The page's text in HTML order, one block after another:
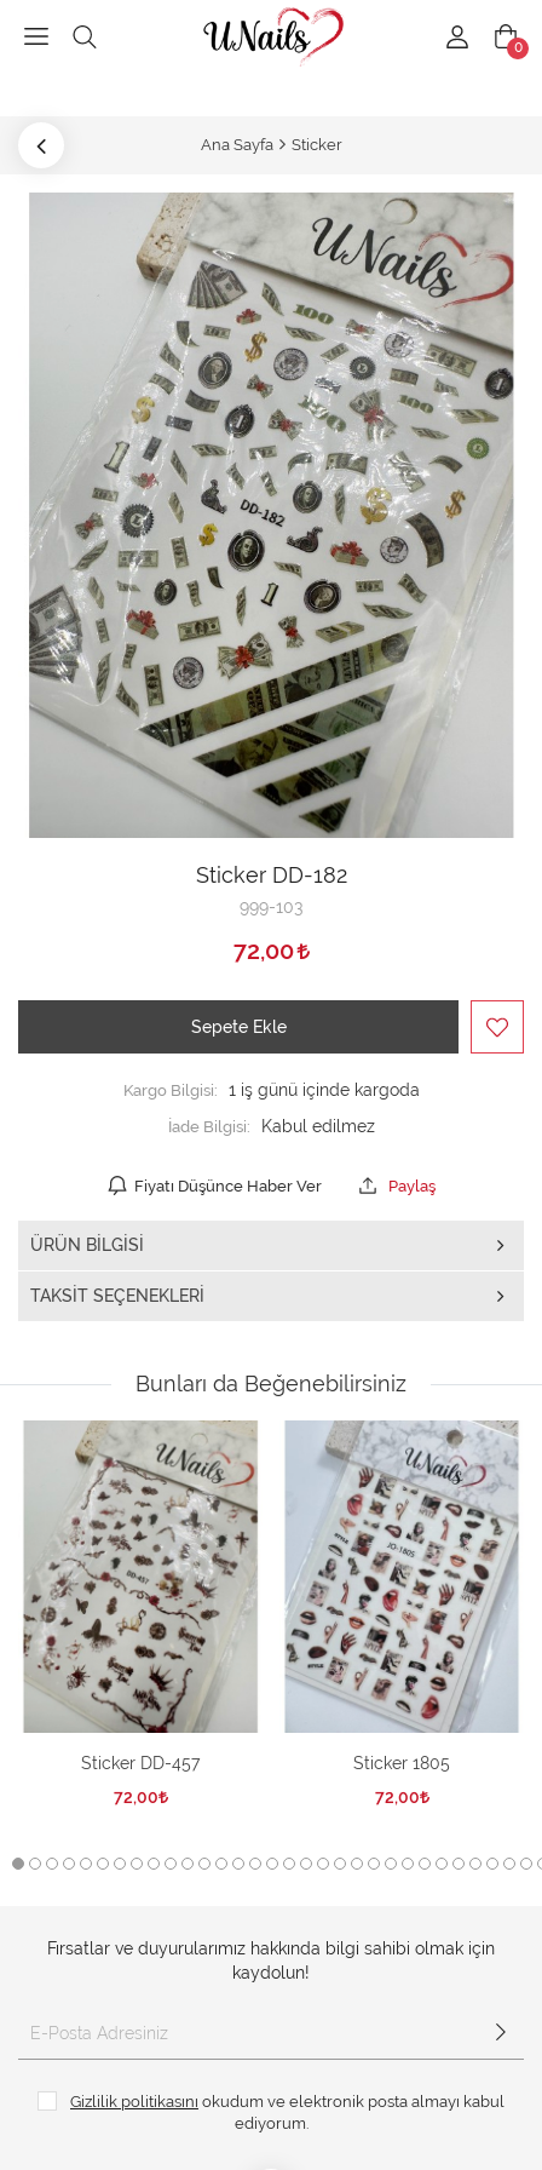
0
Ana Sayfa Sticker
Sticker DD-182
999-103
72,00
Sepete Ekle
Kargo Bilgisi:
1 iş günü içinde kargoda
İade Bilgisi:
Fiyatı Düşünce Haber Ver Paylaş
ÜRÜN BILGISI
TAKSIT SEÇENEKLERI
Bunları da Beğenebilirsiniz
Sticker DD-457
72,00
Sticker 1805
72,00
Fırsatlar ve duyurularımız hakkında bilgi sahibi olmak için
kaydolun!
Gizlilik politikasını okudum ve elektronik posta almayı kabul
ediyorum.